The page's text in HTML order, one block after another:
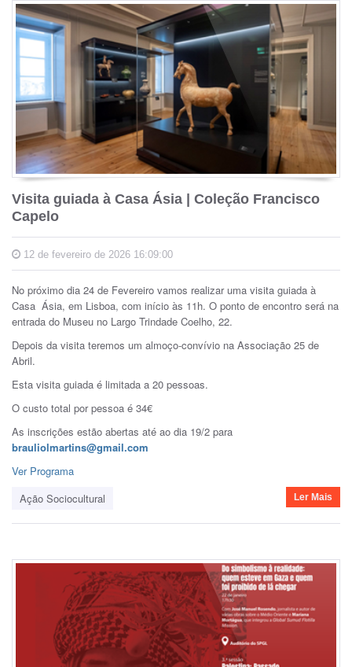
Visita guiada à Casa Ásia | Coleção Francisco
Capelo
12 de fevereiro de 2026 16:09:00
No próximo dia 24 de Fevereiro vamos realizar uma visita guiada à
Casa Ásia, em Lisboa, com início às 11h. O ponto de encontro será na
entrada do Museu no Largo Trindade Coelho, 22.
Depois da visita teremos um almoço-convívio na Associação 25 de
Abril.
Esta visita guiada é limitada a 20 pessoas.
O custo total por pessoa é 34€
As inscrições estão abertas até ao dia 19/2 para
brauliolmartins@gmail.com
Ver Programa
Ação Sociocultural
Ler Mais